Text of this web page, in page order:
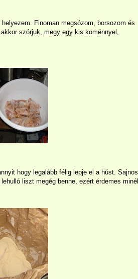
Finoman megsózom, borsozom és
, akkor szórjuk, megy egy kis köménnyel,
hogy legalább félig lepje el a húst. Sajnos
liszt megég benne, ezért érdemes minél